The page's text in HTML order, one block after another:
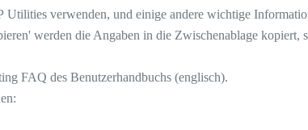
verwenden, und einige andere wichtige
werden die Angaben in die Zwischenablage kopiert,
FAQ des Benutzerhandbuchs (englisch).